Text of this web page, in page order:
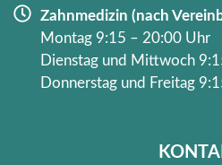
Zahnmedizin (nach
Montag 9:15 – 20:00 Uhr
Dienstag und Mittwoch
Donnerstag und Freitag